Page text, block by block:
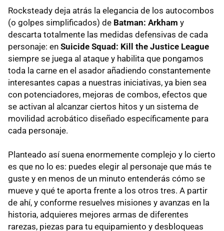
Rocksteady deja atrás la elegancia de los autocombos
(o golpes simplificados) de Batman: Arkham y
descarta totalmente las medidas defensivas de cada
personaje: en Suicide Squad: Kill the Justice League
siempre se juega al ataque y habilita que pongamos
toda la carne en el asador añadiendo constantemente
interesantes capas a nuestras iniciativas, ya bien sea
con potenciadores, mejoras de combos, efectos que
se activan al alcanzar ciertos hitos y un sistema de
movilidad acrobático diseñado específicamente para
cada personaje.
Planteado así suena enormemente complejo y lo cierto
es que no lo es: puedes elegir al personaje que más te
guste y en menos de un minuto entenderás cómo se
mueve y qué te aporta frente a los otros tres. A partir
de ahí, y conforme resuelves misiones y avanzas en la
historia, adquieres mejores armas de diferentes
rarezas, piezas para tu equipamiento y desbloqueas